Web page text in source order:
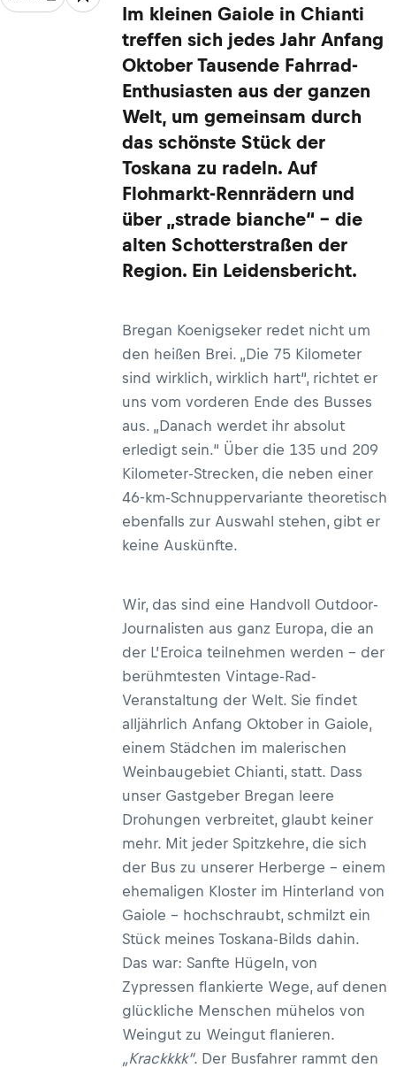
Im kleinen Gaiole in Chianti
treffen sich jedes Jahr Anfang
Oktober Tausende Fahrrad-
Enthusiasten aus der ganzen
Welt, um gemeinsam durch
das schönste Stück der
Toskana zu radeln. Auf
Flohmarkt-Rennrädern und
über „strade bianche“ – die
alten Schotterstraßen der
Region. Ein Leidensbericht.
Bregan Koenigseker redet nicht um
den heißen Brei. „Die 75 Kilometer
sind wirklich, wirklich hart“, richtet er
uns vom vorderen Ende des Busses
aus. „Danach werdet ihr absolut
erledigt sein.“ Über die 135 und 209
Kilometer-Strecken, die neben einer
46-km-Schnuppervariante theoretisch
ebenfalls zur Auswahl stehen, gibt er
keine Auskünfte.
Wir, das sind eine Handvoll Outdoor-
Journalisten aus ganz Europa, die an
der L’Eroica teilnehmen werden – der
berühmtesten Vintage-Rad-
Veranstaltung der Welt. Sie findet
alljährlich Anfang Oktober in Gaiole,
einem Städchen im malerischen
Weinbaugebiet Chianti, statt. Dass
unser Gastgeber Bregan leere
Drohungen verbreitet, glaubt keiner
mehr. Mit jeder Spitzkehre, die sich
der Bus zu unserer Herberge – einem
ehemaligen Kloster im Hinterland von
Gaiole – hochschraubt, schmilzt ein
Stück meines Toskana-Bilds dahin.
Das war: Sanfte Hügeln, von
Zypressen flankierte Wege, auf denen
glückliche Menschen mühelos von
Weingut zu Weingut flanieren.
„Krackkkk“. Der Busfahrer rammt den